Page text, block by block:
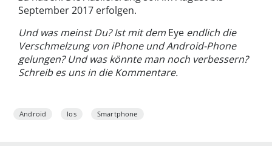
September 2017 erfolgen.
Und was meinst Du? Ist mit dem Eye endlich die
Verschmelzung von iPhone und Android-Phone
gelungen? Und was könnte man noch verbessern?
Schreib es uns in die Kommentare.
Android Ios Smartphone